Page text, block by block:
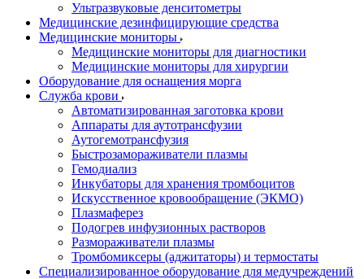
Ультразвуковые денситометры
Медицинские дезинфицирующие средства
Медицинские мониторы
Медицинские мониторы для диагностики
Медицинские мониторы для хирургии
Оборудование для оснащения морга
Служба крови
Автоматизированная заготовка крови
Аппараты для аутотрансфузии
Аутогемотрансфузия
Быстрозамораживатели плазмы
Гемодиализ
Инкубаторы для хранения тромбоцитов
Искусственное кровообращение (ЭКМО)
Плазмаферез
Подогрев инфузионных растворов
Размораживатели плазмы
Тромбомиксеры (аджитаторы) и термостаты
Специализированное оборудование для медучреждений